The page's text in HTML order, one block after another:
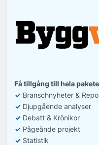
Få tillgång till hela
✓ Branschnyheter &
✓ Djupgående analyser
✓ Debatt & Krönikor
✓ Pågeånde projekt
✓ Statistik